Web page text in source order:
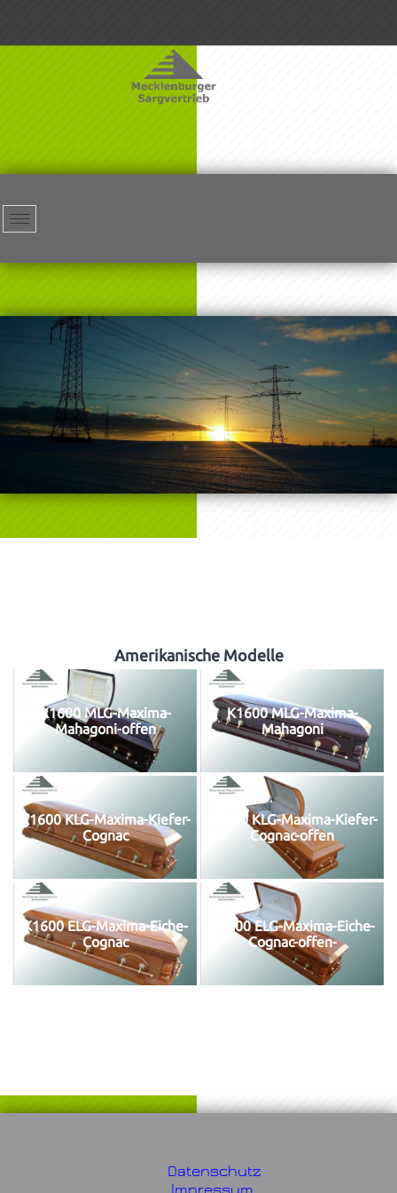
edles Design
hochwertige Materialien
Handarbeit durch & durch
Amerikanische Modelle
K1600 MLG-Maxima-
Mahagoni-offen
K1600 MLG-Maxima-
Mahagoni
K1600 KLG-Maxima-Kiefer-
Cognac
K1600 KLG-Maxima-Kiefer-
Cognac-offen
K1600 ELG-Maxima-Eiche-
Cognac
K1600 ELG-Maxima-Eiche-
Cognac-offen-
Datenschutz